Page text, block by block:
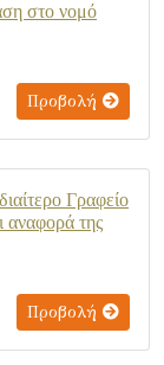
στο νομό
Προβολή
Γραφείο
αναφορά της
Προβολή